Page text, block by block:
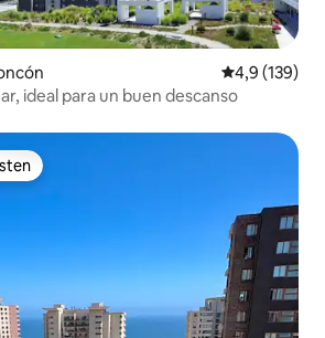
Gemiddelde
4,9 (139)
ideal para un buen descanso